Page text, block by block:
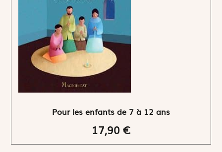
Pour les enfants de 7 à 12 ans
17,90 €